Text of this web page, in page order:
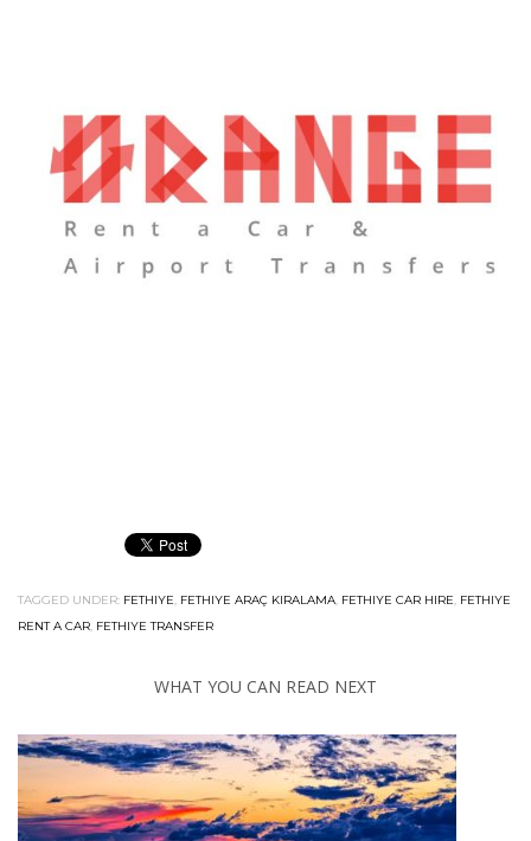
TAGGED UNDER: FETHIYE, FETHIYE ARAÇ KIRALAMA, FETHIYE CAR HIRE, FETHIYE
RENT A CAR, FETHIYE TRANSFER
WHAT YOU CAN READ NEXT